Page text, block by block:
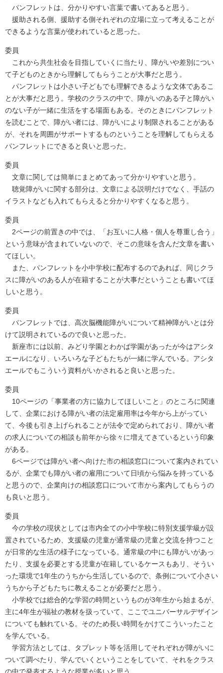
パンフレットは、分かりやすい言葉で書いてあると思う。
援助される側、援助する側それぞれの立場に立って考えることが
できるような言葉が使われていると思った。
委員
これから共生社会を目指していくに当たり、障がいや差別につい
て子どものときから理解してもらうことが大事だと思う。
パンフレットは小さい子どもでも理解できるような文体であるこ
とが大事だと思う。学校のクラスの中で、障がいのある子と障がい
のない子が一緒に生活をする場面もある。そのときにパンフレット
を読むことで、障がい者には、障がいにより制限されることがある
が、それを周囲がサポートするものということを理解してもらえる
パンフレットにできると良いと思った。
委員
文章に関しては簡単にまとめてあって分かりやすいと思う。
聴覚障がいに関する部分は、文章による説明だけでなく、手話の
イラストなども入れてもらえると分かりやすくなると思う。
委員
2ページの前置きの中では、「お互いに人格・個人を尊重し合う」
という意味が含まれていないので、そこの意味を含んだ文章を書い
てほしい。
また、パンフレットを小中学校に配布するのであれば、同じクラ
スに障がいのある人が在籍することが大事だということも書いてほ
しいと思う。
委員
パンフレットでは、高次脳機能障がいについて精神障がいとは分
けて説明されているので良いと思った。
新座市には以前、みどり学園とわかば学園があったが今はアシタ
エールになり、いろいろな子どもたちが一緒に学んでいる。アシタ
エールでもこういう資料がいかされると良いと思った。
委員
10ページの「事業者の方に協力してほしいこと」のところに関連
して、企業における障がい者の法定雇用率は今年から上がってい
て、今後も引き上げられることが法令で定められており、障がい者
の求人についての相談も前年から徐々に増えてきているという印象
がある。
6ページでは障がい者へ向けた市の相談窓口について案内されてい
るが、企業でも障がい者の雇用について日頃から悩みを持っている
と思うので、企業向けの相談窓口について市から案内してもらうの
も良いと思う。
委員
今の学校の現状としては市内全ての小中学校に特別支援学級が設
置されているため、支援級の児童が通常級の児童と交流を持つこと
が日常的な生活の様子になっている。通常級の中にも障がいがあっ
たり、支援を必要とする児童が在籍しているケースもあリ、そうい
った環境で1年生のうちから生活しているので、条例について小さい
うちから子どもたちに教えることが必要だと思う。
小学校では総合的な学習の時間というものが3年生から始まるが、
主に4年生が福祉の教材を扱っていて、ここでユニバーサルデザイン
についても触れている。そのため長い時間をかけてこういったこと
を学んでいる。
学習方法としては、タブレット等を活用してそれぞれが障がいに
ついて調べたり、学んでいくということをしていて、それをクラス